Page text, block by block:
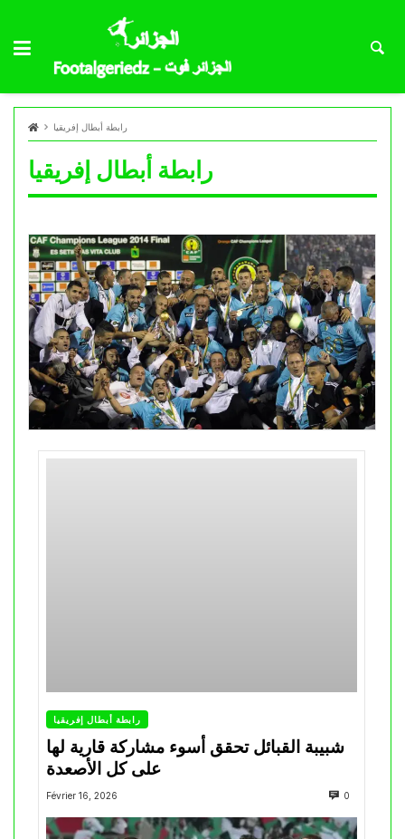
رابطة أبطال إفريقيا
رابطة أبطال إفريقيا
رابطة أبطال إفريقيا
شبيبة القبائل تحقق أسوء مشاركة قارية لها
على كل الأصعدة
Février 16, 2026 0